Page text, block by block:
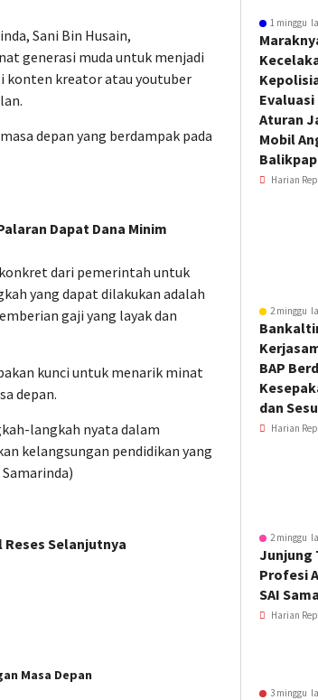
Sani Bin Husain,
generasi muda untuk menjadi
konten kreator atau youtuber
depan yang berdampak pada
Dapat Dana Minim
dari pemerintah untuk
yang dapat dilakukan adalah
gaji yang layak dan
kunci untuk menarik minat
depan.
langkah nyata dalam
kelangsungan pendidikan yang
Selanjutnya
Masa Depan
1 minggu
Aturan
Mobil
Harian
2 minggu
BAP
dan
Harian
2 minggu
Junjung
Profesi
SAI
Harian
3 minggu